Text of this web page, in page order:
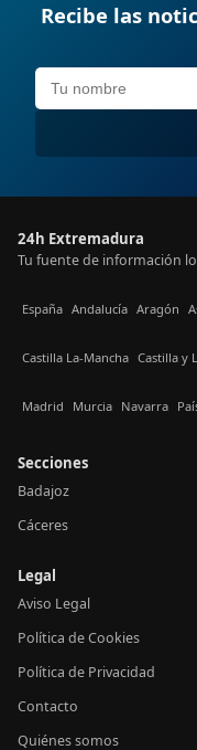
Recibe las
24h Extremadura
Tu fuente de información
España Andalucía Aragón
Castilla La-Mancha Castilla y
Madrid Murcia Navarra
Secciones
Badajoz
Cáceres
Legal
Aviso Legal
Política de Cookies
Política de Privacidad
Contacto
Quiénes somos